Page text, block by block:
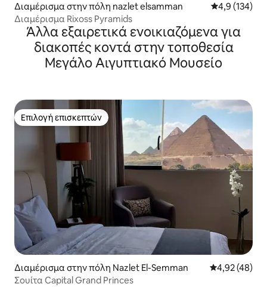
Διαμέρισμα στην πόλη nazlet elsamman Μέση
4,9 (134)
Διαμέρισμα Rixoss Pyramids
Άλλα εξαιρετικά ενοικιαζόμενα για
διακοπές κοντά στην τοποθεσία
Μεγάλο Αιγυπτιακό Μουσείο
Επιλογή επισκεπτών
Επιλογή επισκεπτών
Διαμέρισμα στην πόλη Nazlet El-Semman Μέση
4,92 (48)
Σουίτα Capital Grand Princes